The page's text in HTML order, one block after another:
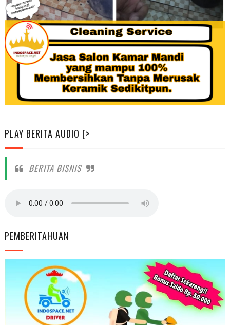
PLAY BERITA AUDIO [>
BERITA BISNIS
PEMBERITAHUAN